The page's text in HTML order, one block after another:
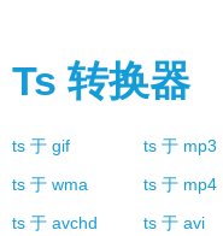
Ts 转换器
ts 于 gif ts 于 mp3
ts 于 wma ts 于 mp4
ts 于 avchd ts 于 avi